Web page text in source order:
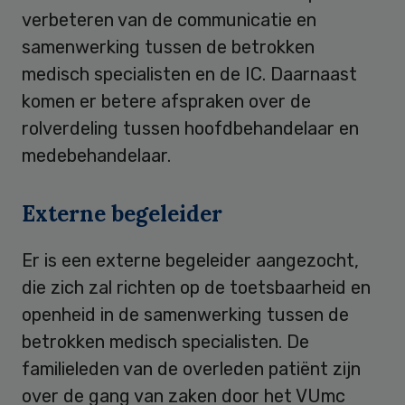
verbeteren van de communicatie en
samenwerking tussen de betrokken
medisch specialisten en de IC. Daarnaast
komen er betere afspraken over de
rolverdeling tussen hoofdbehandelaar en
medebehandelaar.
Externe begeleider
Er is een externe begeleider aangezocht,
die zich zal richten op de toetsbaarheid en
openheid in de samenwerking tussen de
betrokken medisch specialisten. De
familieleden van de overleden patiënt zijn
over de gang van zaken door het VUmc